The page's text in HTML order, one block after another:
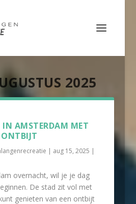
2025
IN AMSTERDAM MET
ONTBIJT
| aug 15, 2025 |
overnacht, wil je je dag
De stad zit vol met
genieten van een ontbijt